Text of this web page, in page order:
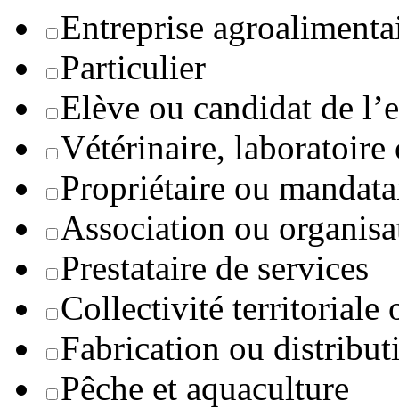
Entreprise
Particulier
Elève ou candidat de
Vétérinaire, laboratoire
Propriétaire ou
Association ou
Prestataire de services
Collectivité territoriale
Fabrication ou
Pêche et aquaculture